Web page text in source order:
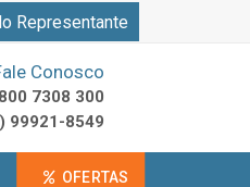
Representante
Conosco
7308 300
99921-8549
OFERTAS